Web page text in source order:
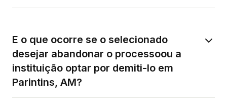
E o que ocorre se o selecionado
desejar abandonar o processoou a
instituição optar por demiti-lo em
Parintins, AM?